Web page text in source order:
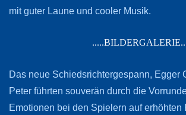
mit guter Laune und cooler Musik.
Das neue Schiedsrichtergespann, Egger
Peter führten souverän durch die
Emotionen bei den Spielern auf erhöhten